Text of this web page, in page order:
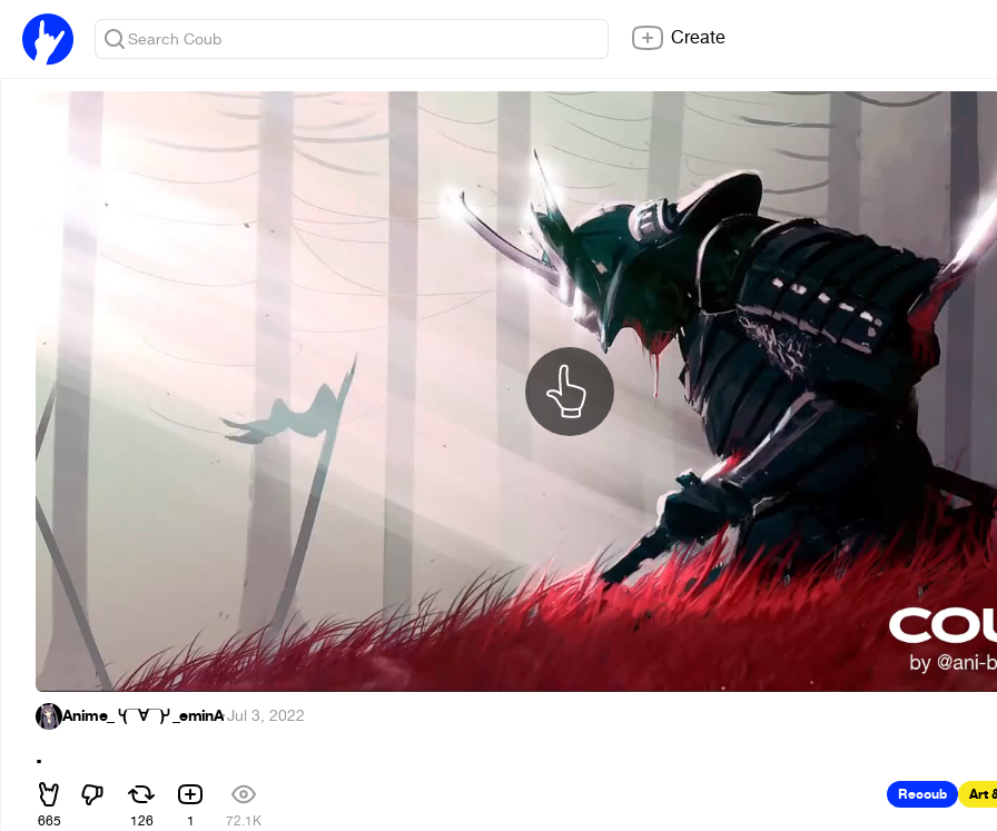
Create
Anime_╰(▔∀▔)╯_eminA·Jul 3, 2022
.
665 126 1 72.1K
Recoub Art